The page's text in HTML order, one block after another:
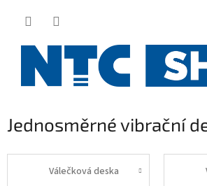
Jednosměrné vibrační
Válečková deska